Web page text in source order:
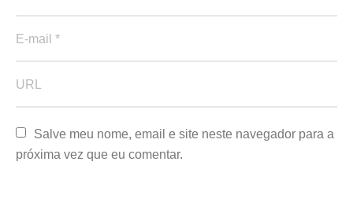
Salve meu nome, email e site neste navegador para a
próxima vez que eu comentar.